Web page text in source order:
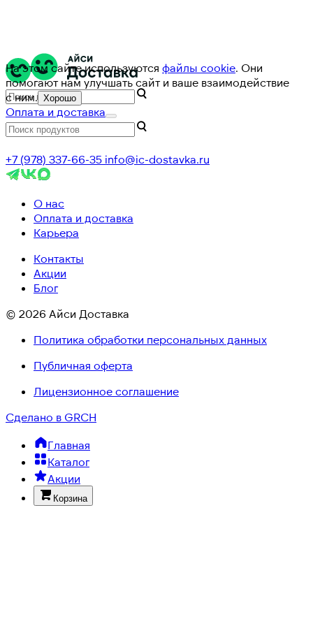
На этом сайте используются файлы cookie. Они
помогают нам улучшать сайт и ваше взаимодействие
с ним. Хорошо
Оплата и доставка
+7 (978) 337-66-35 info@ic-dostavka.ru
О нас
Оплата и доставка
Карьера
Контакты
Акции
Блог
© 2026 Айси Доставка
Политика обработки персональных данных
Публичная оферта
Лицензионное соглашение
Сделано в GRCH
Главная
Каталог
Акции
Корзина